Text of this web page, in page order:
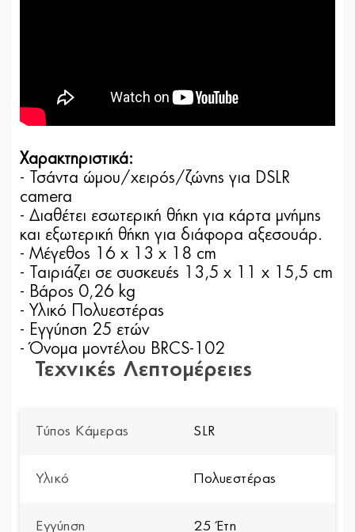
Χαρακτηριστικά:
- Τσάντα ώμου/χειρός/ζώνης για DSLR
camera
- Διαθέτει εσωτερική θήκη για κάρτα μνήμης
και εξωτερική θήκη για διάφορα αξεσουάρ.
- Μέγεθος 16 x 13 x 18 cm
- Ταιριάζει σε συσκευές 13,5 x 11 x 15,5 cm
- Βάρος 0,26 kg
- Υλικό Πολυεστέρας
- Εγγύηση 25 ετών
- Όνομα μοντέλου BRCS-102
Τεχνικές Λεπτομέρειες
Τύπος Κάμερας SLR
Υλικό Πολυεστέρας
Εγγύηση 25 Έτη